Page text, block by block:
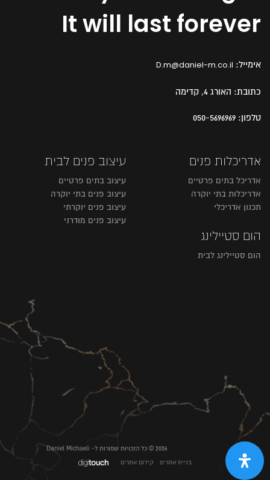
It will last forever
אימייל: D.m@daniel-m.co.il
כתובת: האורג 4, קדימה
טלפון: 050-5696969
אדריכלות פנים
אדריכל בתים פרטיים
אדריכלות בתי יוקרה
תכנון אדריכלי
עיצוב פנים לבית
עיצוב בתים פרטיים
עיצוב פנים בתי יוקרה
עיצוב פנים יוקרתי
עיצוב פנים מודרני
הום סטיילינג
הום סטיילינג לבית
2026 © כל הזכויות שמורות ל- Daniel Michaeli
בניית אתרים
קידום אתרים